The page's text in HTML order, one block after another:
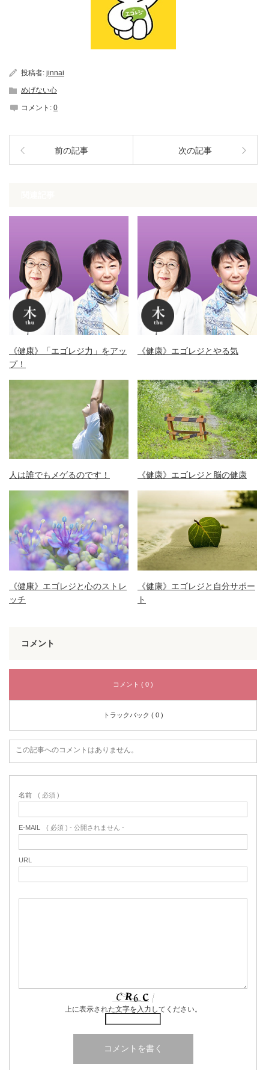
投稿者: jinnai
めげない心
コメント: 0
前の記事 次の記事
《健康》「エゴレジ力」をアッ
プ！
《健康》エゴレジとやる気
人は誰でもメゲるのです！ 《健康》エゴレジと脳の健康
《健康》エゴレジと心のストレ
ッチ
《健康》エゴレジと自分サポー
ト
コメント
コメント ( 0 )
トラックバック ( 0 )
この記事へのコメントはありません。
名前 ( 必須 )
E-MAIL ( 必須 ) - 公開されません -
URL
上に表示された文字を入力してください。